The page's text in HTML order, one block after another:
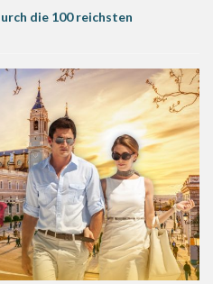
die 100 reichsten